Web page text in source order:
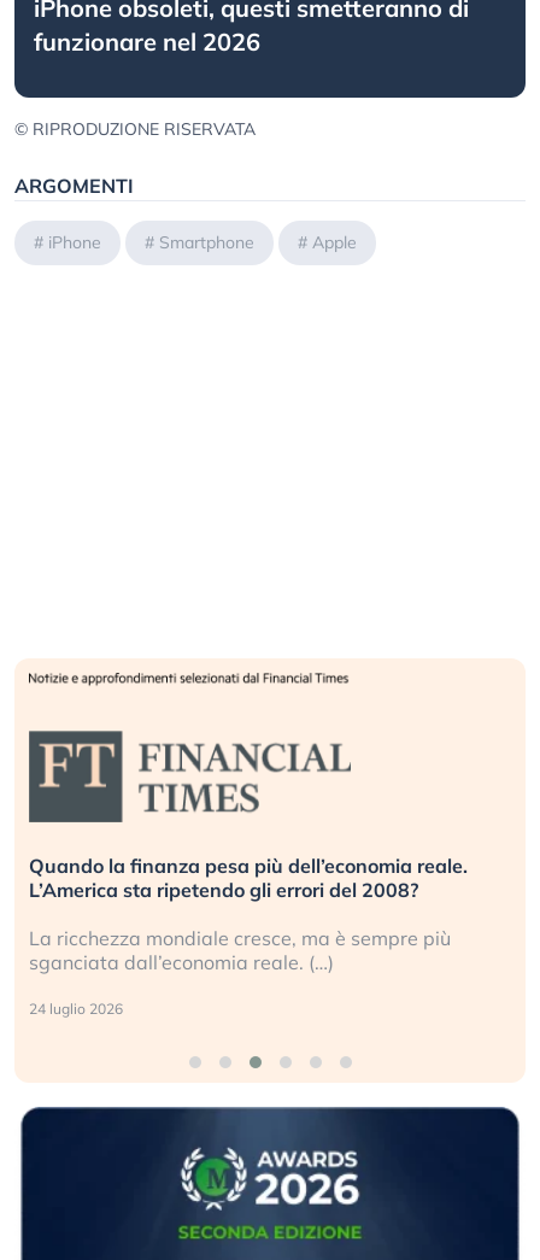
iPhone obsoleti, questi smetteranno di
funzionare nel 2026
© RIPRODUZIONE RISERVATA
ARGOMENTI
# iPhone # Smartphone # Apple
Quando la finanza pesa più dell’economia reale.
L’America sta ripetendo gli errori del 2008?
La ricchezza mondiale cresce, ma è sempre più
sganciata dall’economia reale. (…)
24 luglio 2026